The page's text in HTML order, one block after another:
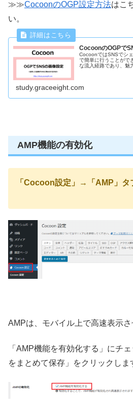
≫≫CocoonのOGP設定方法はこ
い。
CocoonのOGPで
CocoonではSNSでシ
で簡単に行うことがで
な流入経路であり、魅
study.graceeight.com
AMP機能の有効化
「Cocoon設定」→「AMP」タ
AMPは、モバイル上で高速表示さ
「AMP機能を有効化する」にチ
をまとめて保存」をクリックしま